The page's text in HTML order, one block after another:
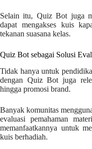
Selain itu, Quiz Bot juga
dapat mengakses kuis
tekanan suasana kelas.
Quiz Bot sebagai Solusi
Tidak hanya untuk
dengan Quiz Bot juga
hingga promosi brand.
Banyak komunitas
evaluasi pemahaman
memanfaatkannya untuk
kuis berhadiah.